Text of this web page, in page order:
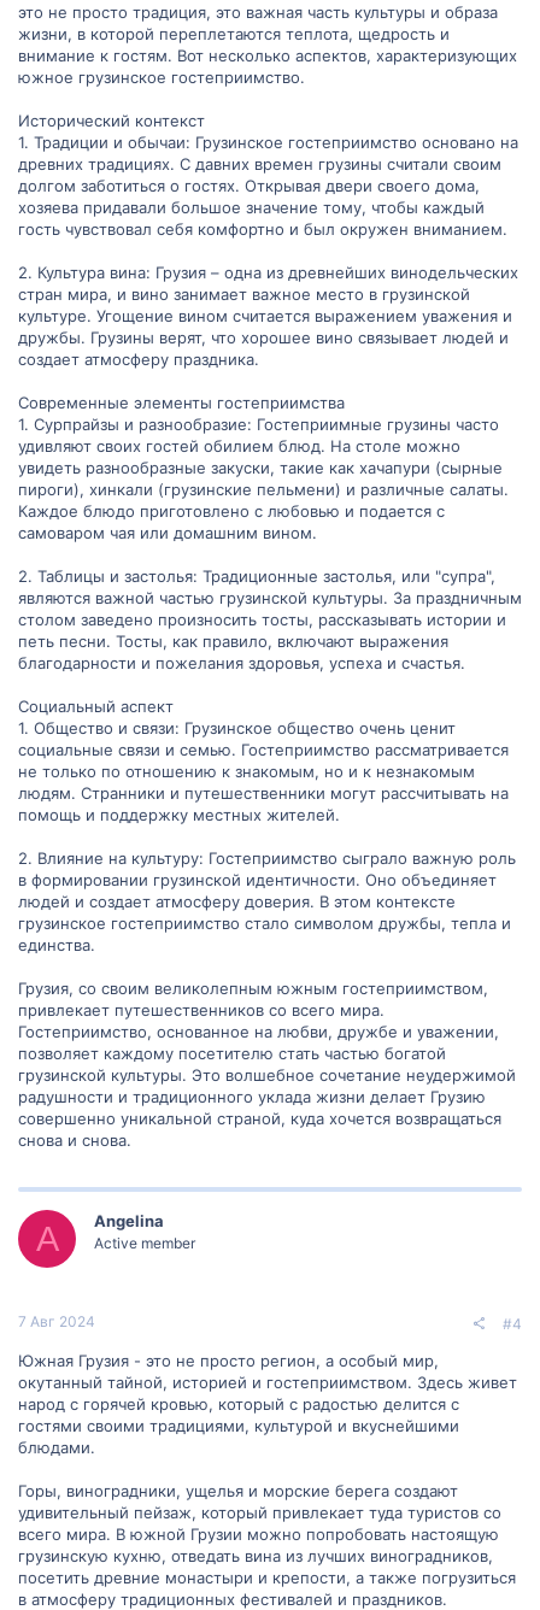
это не просто традиция, это важная часть культуры и образа
жизни, в которой переплетаются теплота, щедрость и
внимание к гостям. Вот несколько аспектов, характеризующих
южное грузинское гостеприимство.
Исторический контекст
1. Традиции и обычаи: Грузинское гостеприимство основано на
древних традициях. С давних времен грузины считали своим
долгом заботиться о гостях. Открывая двери своего дома,
хозяева придавали большое значение тому, чтобы каждый
гость чувствовал себя комфортно и был окружен вниманием.
2. Культура вина: Грузия – одна из древнейших винодельческих
стран мира, и вино занимает важное место в грузинской
культуре. Угощение вином считается выражением уважения и
дружбы. Грузины верят, что хорошее вино связывает людей и
создает атмосферу праздника.
Современные элементы гостеприимства
1. Сурпрайзы и разнообразие: Гостеприимные грузины часто
удивляют своих гостей обилием блюд. На столе можно
увидеть разнообразные закуски, такие как хачапури (сырные
пироги), хинкали (грузинские пельмени) и различные салаты.
Каждое блюдо приготовлено с любовью и подается с
самоваром чая или домашним вином.
2. Таблицы и застолья: Традиционные застолья, или "супра",
являются важной частью грузинской культуры. За праздничным
столом заведено произносить тосты, рассказывать истории и
петь песни. Тосты, как правило, включают выражения
благодарности и пожелания здоровья, успеха и счастья.
Социальный аспект
1. Общество и связи: Грузинское общество очень ценит
социальные связи и семью. Гостеприимство рассматривается
не только по отношению к знакомым, но и к незнакомым
людям. Странники и путешественники могут рассчитывать на
помощь и поддержку местных жителей.
2. Влияние на культуру: Гостеприимство сыграло важную роль
в формировании грузинской идентичности. Оно объединяет
людей и создает атмосферу доверия. В этом контексте
грузинское гостеприимство стало символом дружбы, тепла и
единства.
Грузия, со своим великолепным южным гостеприимством,
привлекает путешественников со всего мира.
Гостеприимство, основанное на любви, дружбе и уважении,
позволяет каждому посетителю стать частью богатой
грузинской культуры. Это волшебное сочетание неудержимой
радушности и традиционного уклада жизни делает Грузию
совершенно уникальной страной, куда хочется возвращаться
снова и снова.
A Angelina
Active member
7 Авг 2024 #4
Южная Грузия - это не просто регион, а особый мир,
окутанный тайной, историей и гостеприимством. Здесь живет
народ с горячей кровью, который с радостью делится с
гостями своими традициями, культурой и вкуснейшими
блюдами.
Горы, виноградники, ущелья и морские берега создают
удивительный пейзаж, который привлекает туда туристов со
всего мира. В южной Грузии можно попробовать настоящую
грузинскую кухню, отведать вина из лучших виноградников,
посетить древние монастыри и крепости, а также погрузиться
в атмосферу традиционных фестивалей и праздников.